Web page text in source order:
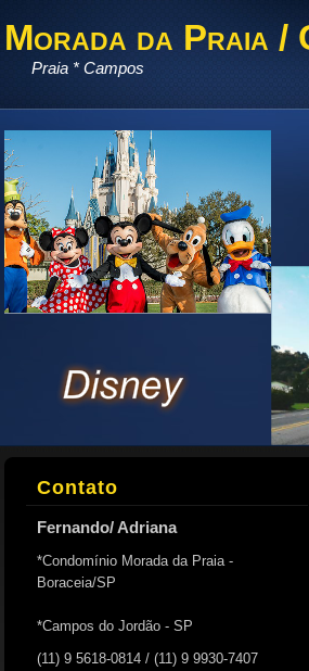
Morada da Praia /
Praia * Campos
Contato
Fernando/ Adriana
*Condomínio Morada da Praia -
Boraceia/SP
*Campos do Jordão - SP
(11) 9 5618-0814 / (11) 9 9930-7407